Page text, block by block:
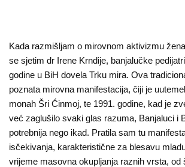
Kada razmišljam o mirovnom aktivizmu
se sjetim dr Irene Krndije, banjalučke
godine u BiH dovela Trku mira. Ova
poznata mirovna manifestacija, čiji je
monah Šri Ćinmoj, te 1991. godine, kad je
već zaglušilo svaki glas razuma, Banjaluci i
potrebnija nego ikad. Pratila sam tu
isčekivanja, karakteristične za blesavu
vrijeme masovna okupljanja raznih vrsta, od